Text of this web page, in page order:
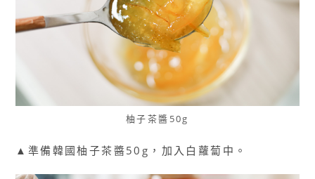
柚子茶醬50g
▲準備韓國柚子茶醬50g，加入白蘿蔔中。